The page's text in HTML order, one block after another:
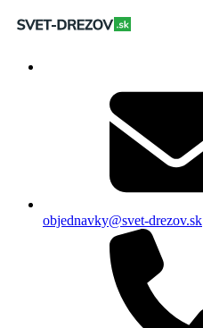
objednavky@svet-drezov.sk